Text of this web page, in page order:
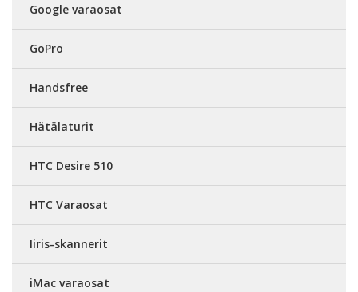
Google varaosat
GoPro
Handsfree
Hätälaturit
HTC Desire 510
HTC Varaosat
Iiris-skannerit
iMac varaosat